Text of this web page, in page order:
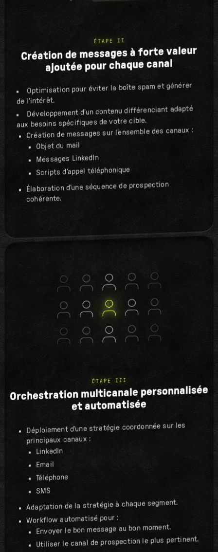
ÉTAPE II
Création de messages à forte valeur
ajoutée pour chaque canal
Optimisation pour éviter la boîte spam et générer
de l’intérêt.
Développement d’un contenu différenciant adapté
aux besoins spécifiques de votre cible.
Création de messages sur l’ensemble des canaux :
Objet du mail
Messages LinkedIn
Scripts d’appel téléphonique
Élaboration d’une séquence de prospection
cohérente.
ÉTAPE III
Orchestration multicanale personnalisée
et automatisée
Déploiement d’une stratégie coordonnée sur les
principaux canaux :
LinkedIn
Email
Téléphone
SMS
Adaptation de la stratégie à chaque segment.
Workflow automatisé pour :
Envoyer le bon message au bon moment.
Utiliser le canal de prospection le plus pertinent.